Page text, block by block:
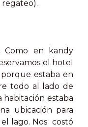
regateo).
Como en kandy
el hotel
porque estaba en
todo al lado de
habitación estaba
ubicación para
lago. Nos costó